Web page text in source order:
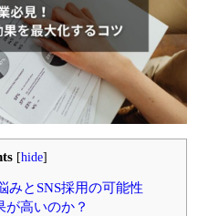
[hide]
みとSNS採用の可能性
が高いのか？